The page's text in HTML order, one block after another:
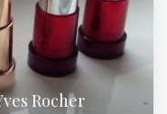
Rocher